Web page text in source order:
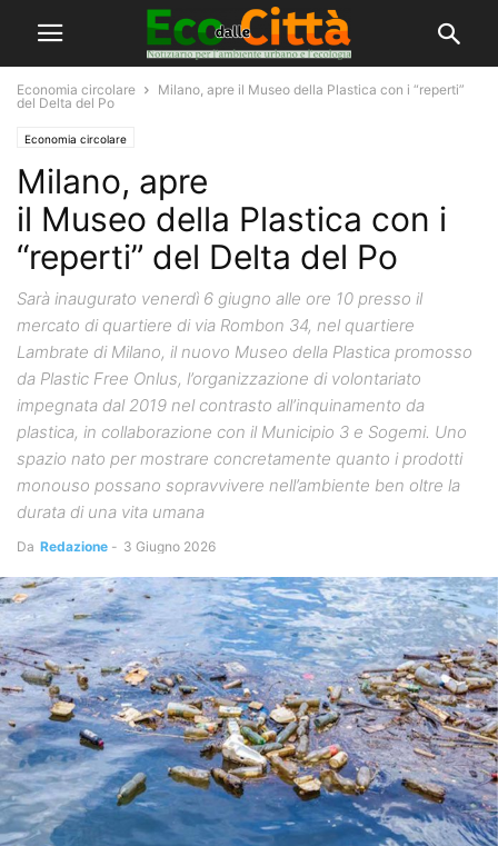
Economia circolare
Milano, apre il Museo della Plastica con i “reperti”
del Delta del Po
Economia circolare
Milano, apre
il Museo della Plastica con i
“reperti” del Delta del Po
Sarà inaugurato venerdì 6 giugno alle ore 10 presso il
mercato di quartiere di via Rombon 34, nel quartiere
Lambrate di Milano, il nuovo Museo della Plastica promosso
da Plastic Free Onlus, l’organizzazione di volontariato
impegnata dal 2019 nel contrasto all’inquinamento da
plastica, in collaborazione con il Municipio 3 e Sogemi. Uno
spazio nato per mostrare concretamente quanto i prodotti
monouso possano sopravvivere nell’ambiente ben oltre la
durata di una vita umana
Da Redazione - 3 Giugno 2026